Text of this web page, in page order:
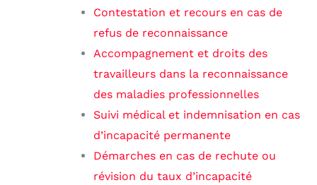
Contestation et recours en cas de
refus de reconnaissance
Accompagnement et droits des
travailleurs dans la reconnaissance
des maladies professionnelles
Suivi médical et indemnisation en cas
d’incapacité permanente
Démarches en cas de rechute ou
révision du taux d’incapacité